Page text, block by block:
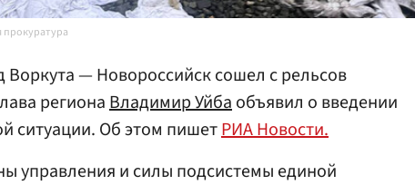
прокуратура
Воркута — Новороссийск сошел с рельсов
регионаВладимир Уйбаобъявил о введении
ситуации. Об этом пишетРИА Новости.
управления и силы подсистемы единой